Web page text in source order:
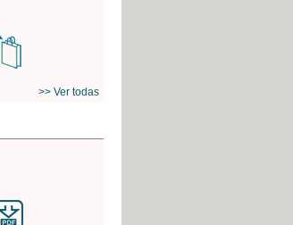
>> Ver todas